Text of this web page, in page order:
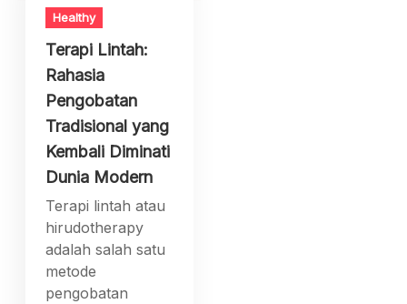
Healthy
Terapi Lintah:
Rahasia
Pengobatan
Tradisional yang
Kembali Diminati
Dunia Modern
Terapi lintah atau
hirudotherapy
adalah salah satu
metode
pengobatan